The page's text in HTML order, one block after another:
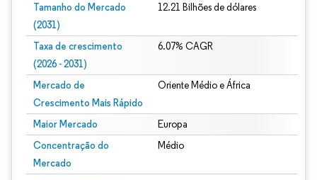
Tamanho do Mercado
(2031)
12.21 Bilhões de dólares
Taxa de crescimento
(2026 - 2031)
6.07% CAGR
Mercado de
Crescimento Mais Rápido
Oriente Médio e África
Maior Mercado Europa
Concentração do
Mercado
Médio